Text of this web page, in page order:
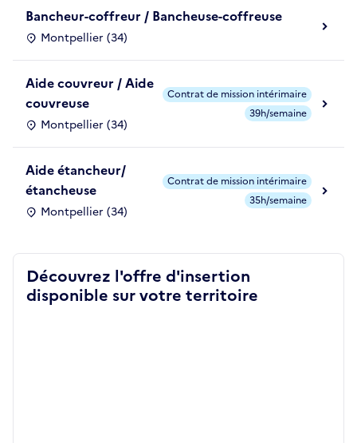
Bancheur-coffreur / Bancheuse-coffreuse
Montpellier (34)
Aide couvreur / Aide
couvreuse
Montpellier (34)
Contrat de mission intérimaire
39h/semaine
Aide étancheur/
étancheuse
Montpellier (34)
Contrat de mission intérimaire
35h/semaine
Découvrez l'offre d'insertion
disponible sur votre territoire